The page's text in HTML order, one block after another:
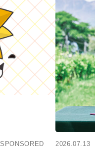
SPONSORED 2026.07.13